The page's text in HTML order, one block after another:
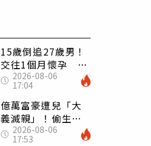
15歲倒追27歲男！
交往1個月懷孕 36
歲當阿嬤故事曝光
2026-08-06
17:04
億萬富豪遭兒「大
義滅親」！偷生子
怕曝光 竟盜鄰居
2026-08-06
17:53